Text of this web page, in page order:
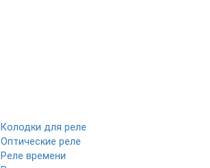
Колодки для реле
Оптические реле
Реле времени